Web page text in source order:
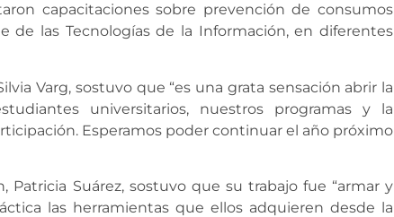
capacitaciones sobre prevención de consumos
de las Tecnologías de la Información, en diferentes
Varg, sostuvo que “es una grata sensación abrir la
universitarios, nuestros programas y la
Esperamos poder continuar el año próximo
Patricia Suárez, sostuvo que su trabajo fue “armar y
las herramientas que ellos adquieren desde la